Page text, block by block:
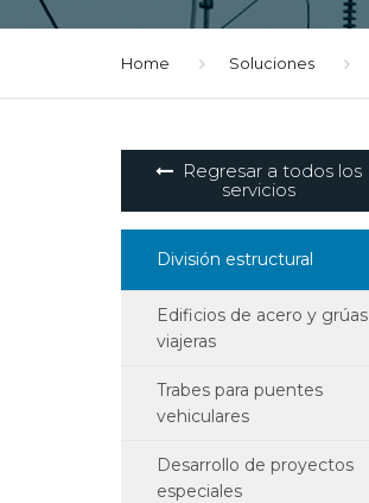
Home Soluciones
Regresar a todos los
servicios
División estructural
Edificios de acero y grúas
viajeras
Trabes para puentes
vehiculares
Desarrollo de proyectos
especiales